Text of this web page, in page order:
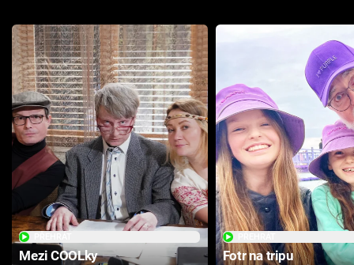
Mezi COOLky Fotr na tripu